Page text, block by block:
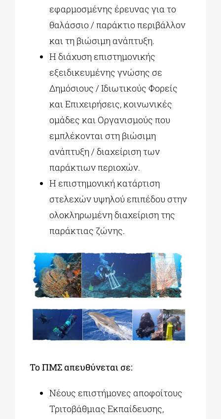
εφαρμοσμένης έρευνας για το
θαλάσσιο / παράκτιο περιβάλλον
και τη βιώσιμη ανάπτυξη.
H διάχυση επιστημονικής
εξειδικευμένης γνώσης σε
Δημόσιους / Ιδιωτικούς Φορείς
και Επιχειρήσεις, κοινωνικές
ομάδες και Οργανισμούς που
εμπλέκονται στη βιώσιμη
ανάπτυξη / διαχείριση των
παράκτιων περιοχών.
Η επιστημονική κατάρτιση
στελεχών υψηλού επιπέδου στην
ολοκληρωμένη διαχείριση της
παράκτιας ζώνης.
Το ΠΜΣ απευθύνεται σε:
Νέους επιστήμονες αποφοίτους
Τριτοβάθμιας Εκπαίδευσης,